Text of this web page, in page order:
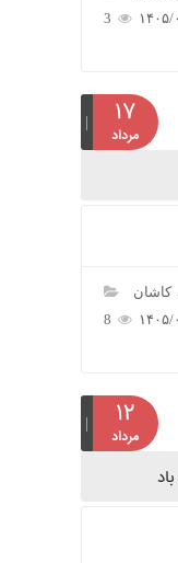
3
۱۷
مرداد
8
مرداد